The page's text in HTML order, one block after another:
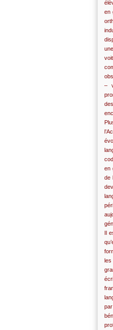
en
–
en
de
Il